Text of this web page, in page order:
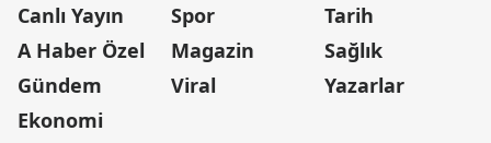
Canlı Yayın
A Haber Özel
Gündem
Ekonomi
Spor
Magazin
Viral
Tarih
Sağlık
Yazarlar